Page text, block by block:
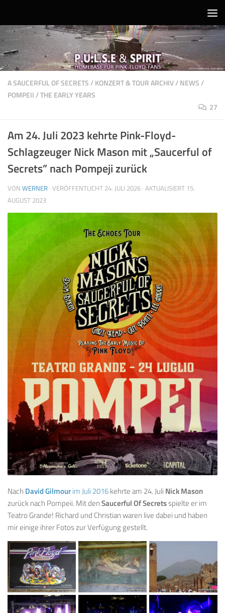
A SAUCERFUL OF SECRETS/KONZERT & TOUR ARCHIV/NEWS/
POMPEII/THE EARLY YEARS
27
Am 24. Juli 2023 kehrte Pink-Floyd-
Schlagzeuger Nick Mason mit „Saucerful of
Secrets” nach Pompeji zurück
VON WERNER · VERÖFFENTLICHT 24. JULI 2026 · AKTUALISIERT 15.
AUGUST 2023
Nach David Gilmourim Juli 2016kehrte am 24. Juli Nick Mason
zurück nach Pompeii. Mit denSaucerful Of Secretsspielte er im
Teatro Grande! Richard und Christian waren live dabei und haben
mir einige ihrer Fotos zur Verfügung gestellt.